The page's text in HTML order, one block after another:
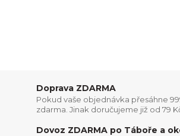
Doprava ZDARMA
Pokud vaše objednávka přesáhne
zdarma. Jinak doručujeme již od 79
Dovoz ZDARMA po Táboře a